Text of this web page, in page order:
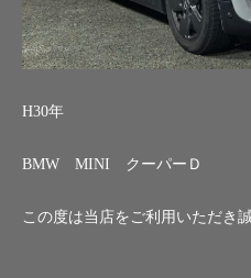
H30年
BMW MINI クーパーＤ
この度は当店をご利用いただき